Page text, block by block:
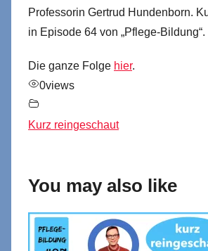
Professorin Gertrud Hundenborn.
in Episode 64 von „Pflege-Bildung“.
Die ganze Folge hier.
0views
Kurz reingeschaut
You may also like